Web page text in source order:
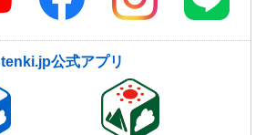
tenki.jp公式アプリ